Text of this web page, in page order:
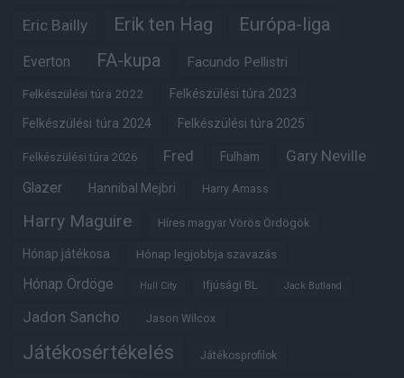
Eric Bailly Erik ten Hag Európa-liga
Everton FA-kupa Facundo Pellistri
Felkészülési túra 2022 Felkészülési túra 2023
Felkészülési túra 2024 Felkészülési túra 2025
Felkészülési túra 2026 Fred Fulham Gary Neville
Glazer Hannibal Mejbri Harry Amass
Harry Maguire Híres magyar Vörös Ördögök
Hónap játékosa Hónap legjobbja szavazás
Hónap Ördöge Hull City Ifjúsági BL Jack Butland
Jadon Sancho Jason Wilcox
Játékosértékelés Játékosprofilok